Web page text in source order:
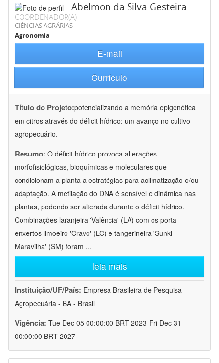
Abelmon da Silva Gesteira
COORDENADOR(A)
CIÊNCIAS AGRÁRIAS
Agronomia
E-mail
Currículo
Título do Projeto:potencializando a memória epigenética
em citros através do déficit hídrico: um avanço no cultivo
agropecuário.
Resumo: O déficit hídrico provoca alterações
morfofisiológicas, bioquímicas e moleculares que
condicionam a planta a estratégias para aclimatização e/ou
adaptação. A metilação do DNA é sensível e dinâmica nas
plantas, podendo ser alterada durante o déficit hídrico.
Combinações laranjeira 'Valência' (LA) com os porta-
enxertos limoeiro 'Cravo' (LC) e tangerineira 'Sunki
Maravilha' (SM) foram ...
leia mais
Instituição/UF/País: Empresa Brasileira de Pesquisa
Agropecuária - BA - Brasil
Vigência: Tue Dec 05 00:00:00 BRT 2023-Fri Dec 31
00:00:00 BRT 2027